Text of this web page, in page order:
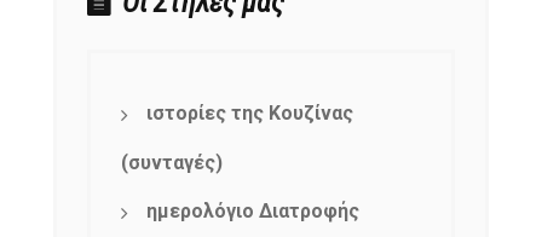
ιστορίες της Κουζίνας
(συνταγές)
ημερολόγιο Διατροφής